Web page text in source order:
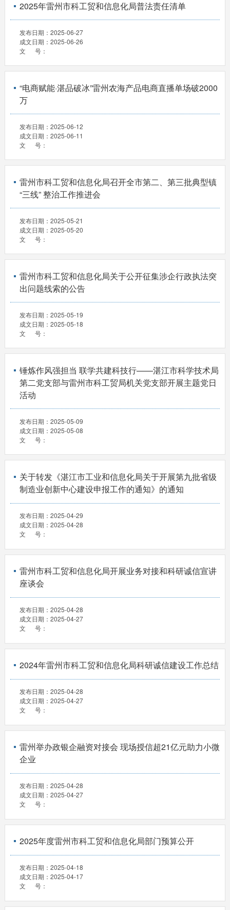
2025年雷州市科工贸和信息化局普法责任清单
发布日期： 2025-06-27
成文日期： 2025-06-26
文 号：
“电商赋能·湛品破冰”雷州农海产品电商直播单场破2000
万
发布日期： 2025-06-12
成文日期： 2025-06-11
文 号：
雷州市科工贸和信息化局召开全市第二、第三批典型镇
“三线” 整治工作推进会
发布日期： 2025-05-21
成文日期： 2025-05-20
文 号：
雷州市科工贸和信息化局关于公开征集涉企行政执法突
出问题线索的公告
发布日期： 2025-05-19
成文日期： 2025-05-18
文 号：
锤炼作风强担当 联学共建科技行——湛江市科学技术局
第二党支部与雷州市科工贸局机关党支部开展主题党日
活动
发布日期： 2025-05-09
成文日期： 2025-05-08
文 号：
关于转发《湛江市工业和信息化局关于开展第九批省级
制造业创新中心建设申报工作的通知》的通知
发布日期： 2025-04-29
成文日期： 2025-04-28
文 号：
雷州市科工贸和信息化局开展业务对接和科研诚信宣讲
座谈会
发布日期： 2025-04-28
成文日期： 2025-04-27
文 号：
2024年雷州市科工贸和信息化局科研诚信建设工作总结
发布日期： 2025-04-28
成文日期： 2025-04-27
文 号：
雷州举办政银企融资对接会 现场授信超21亿元助力小微
企业
发布日期： 2025-04-28
成文日期： 2025-04-27
文 号：
2025年度雷州市科工贸和信息化局部门预算公开
发布日期： 2025-04-18
成文日期： 2025-04-17
文 号：